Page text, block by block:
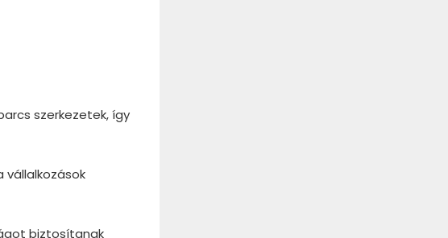
szerkezetek, így
biztosítanak